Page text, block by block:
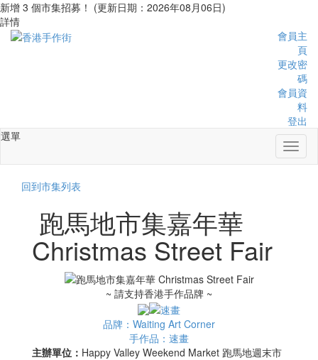
新增 3 個市集招募！ (更新日期：2026年08月06日)
詳情
會員主
頁
更改密
碼
會員資
料
登出
選單
回到市集列表
跑馬地市集嘉年華
Christmas Street Fair
~ 請支持香港手作品牌 ~
品牌：Waiting Art Corner
手作品：速畫
主辦單位： Happy Valley Weekend Market 跑馬地週末市